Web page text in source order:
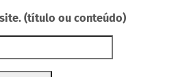
(título ou conteúdo)